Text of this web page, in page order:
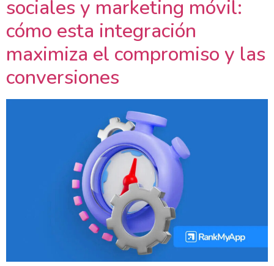
sociales y marketing móvil:
cómo esta integración
maximiza el compromiso y las
conversiones